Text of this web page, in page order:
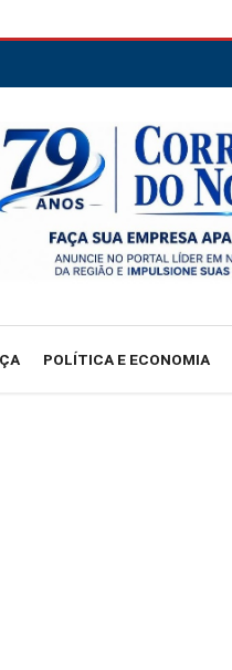
POLÍTICA E ECONOMIA